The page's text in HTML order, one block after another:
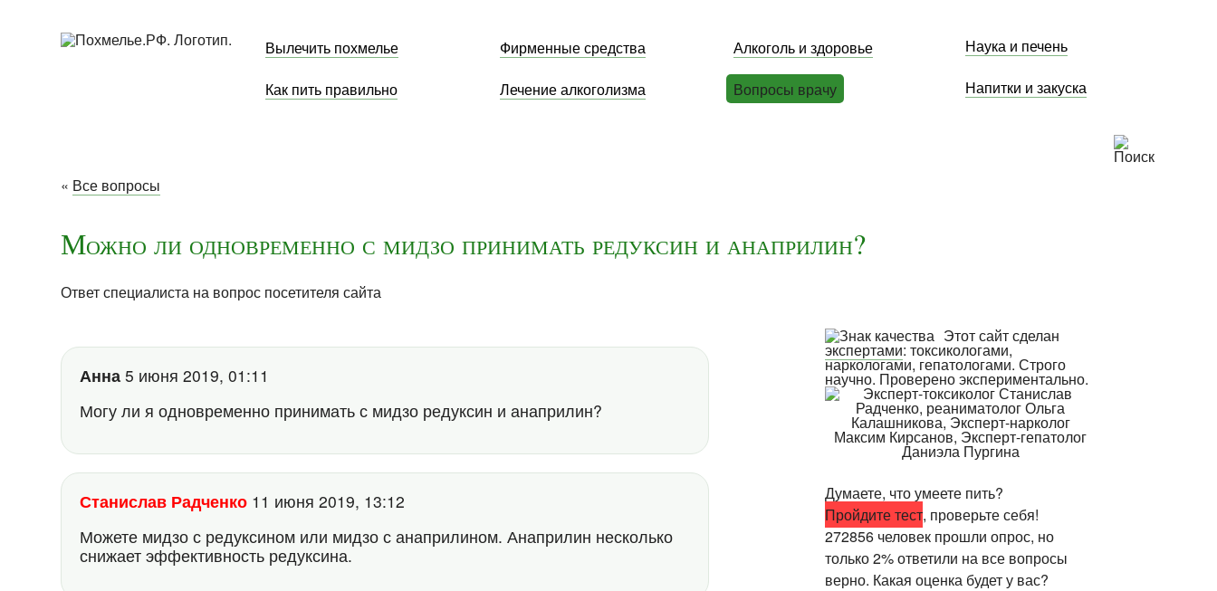
Вылечить похмелье Фирменные средства Алкоголь и здоровье Наука и печень
Как пить правильно Лечение алкоголизма Вопросы врачу Напитки и закуска
« Все вопросы
Можно ли одновременно с мидзо принимать редуксин и анаприлин?
Ответ специалиста на вопрос посетителя сайта
Анна 5 июня 2019, 01:11
Могу ли я одновременно принимать с мидзо редуксин и анаприлин?
Станислав Радченко 11 июня 2019, 13:12
Можете мидзо с редуксином или мидзо с анаприлином. Анаприлин несколько
снижает эффективность редуксина.
Этот сайт сделан
экспертами: токсикологами,
наркологами, гепатологами. Строго
научно. Проверено экспериментально.
Думаете, что умеете пить?
Пройдите тест, проверьте себя!
272856 человек прошли опрос, но
только 2% ответили на все вопросы
верно. Какая оценка будет у вас?